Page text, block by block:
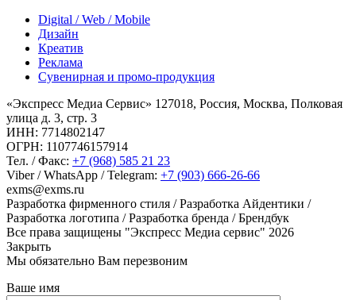
Digital / Web / Mobile
Дизайн
Креатив
Реклама
Сувенирная и промо-продукция
«Экспресс Медиа Сервис» 127018, Россия, Москва, Полковая
улица д. 3, стр. 3
ИНН: 7714802147
ОГРН: 1107746157914
Тел. / Факс: +7 (968) 585 21 23
Viber / WhatsApp / Telegram: +7 (903) 666-26-66
exms@exms.ru
Разработка фирменного стиля / Разработка Айдентики /
Разработка логотипа / Разработка бренда / Брендбук
Все права защищены "Экспресс Медиа сервис" 2026
Закрыть
Мы обязательно Вам перезвоним
Ваше имя